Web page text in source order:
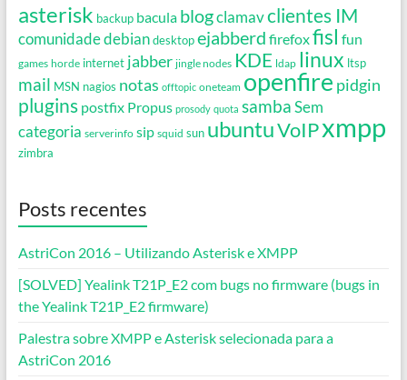
asterisk backup bacula blogclamavclientes IM
comunidadedebian desktop ejabberd firefoxfisl fun
games horde internet jabber jingle nodes KDE ldap linux ltsp
mail MSN nagios notas offtopic oneteam openfire pidgin
plugins postfix Propus prosody quota samba Sem
categoria serverinfo sip squid sun ubuntuVoIPxmpp
zimbra
Posts recentes
AstriCon 2016 – Utilizando Asterisk e XMPP
[SOLVED] Yealink T21P_E2 com bugs no firmware (bugs in
the Yealink T21P_E2 firmware)
Palestra sobre XMPP e Asterisk selecionada para a
AstriCon 2016